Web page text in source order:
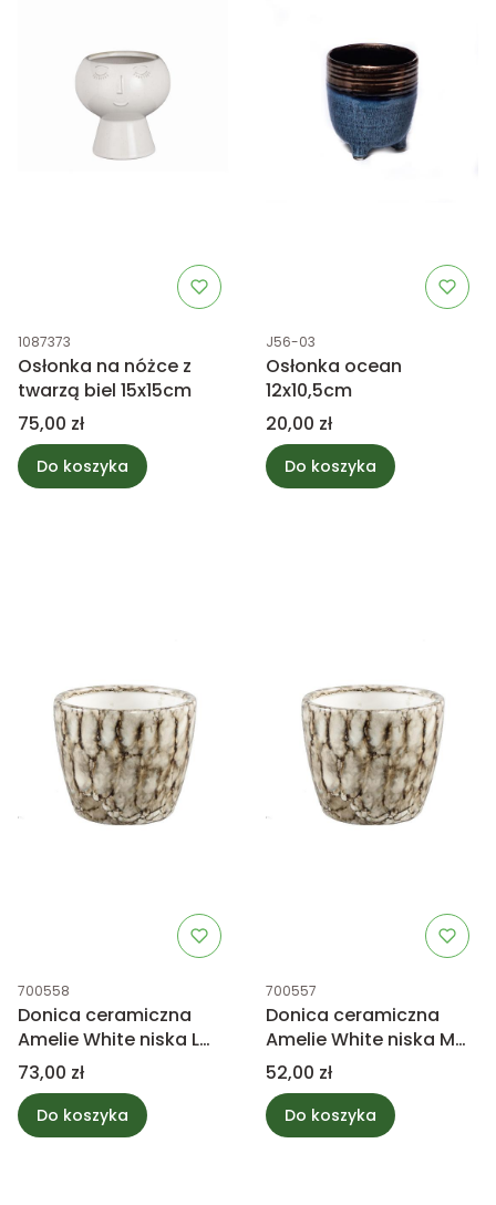
Kod produktu
1087373
Osłonka na nóżce z
twarzą biel 15x15cm
Cena
75,00 zł
Do koszyka
Kod produktu
J56-03
Osłonka ocean
12x10,5cm
Cena
20,00 zł
Do koszyka
Kod produktu
700558
Donica ceramiczna
Amelie White niska L
PTMD Collection
Cena
73,00 zł
Do koszyka
Kod produktu
700557
Donica ceramiczna
Amelie White niska M
PTMD Collection
Cena
52,00 zł
Do koszyka